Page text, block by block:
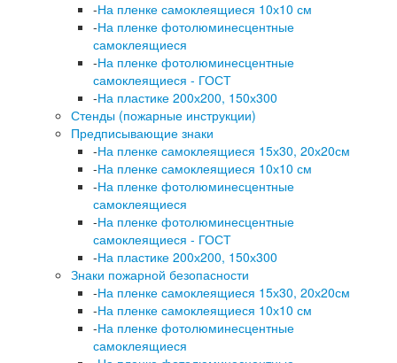
-На пленке самоклеящиеся 10х10 см
-На пленке фотолюминесцентные
самоклеящиеся
-На пленке фотолюминесцентные
самоклеящиеся - ГОСТ
-На пластике 200х200, 150х300
Стенды (пожарные инструкции)
Предписывающие знаки
-На пленке самоклеящиеся 15х30, 20х20см
-На пленке самоклеящиеся 10х10 см
-На пленке фотолюминесцентные
самоклеящиеся
-На пленке фотолюминесцентные
самоклеящиеся - ГОСТ
-На пластике 200х200, 150х300
Знаки пожарной безопасности
-На пленке самоклеящиеся 15х30, 20х20см
-На пленке самоклеящиеся 10х10 см
-На пленке фотолюминесцентные
самоклеящиеся